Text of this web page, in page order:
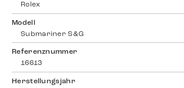
Rolex
Modell
Submariner S&G
Referenznummer
16613
Herstellungsjahr